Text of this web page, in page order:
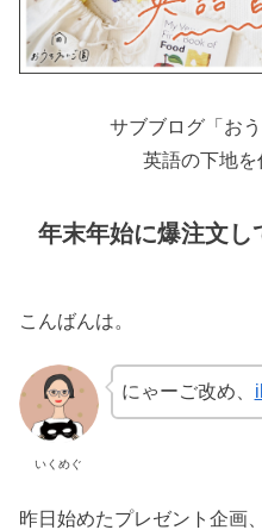
サブブログ「お
英語の下地を
年末年始に爆注文し
こんばんは。
いくめぐ
にゃーご改め、
昨日始めたプレゼント企画